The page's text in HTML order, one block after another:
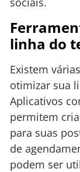
linha do
Existem
otimizar sua
Aplicativos
permitem
para suas
de
podem ser